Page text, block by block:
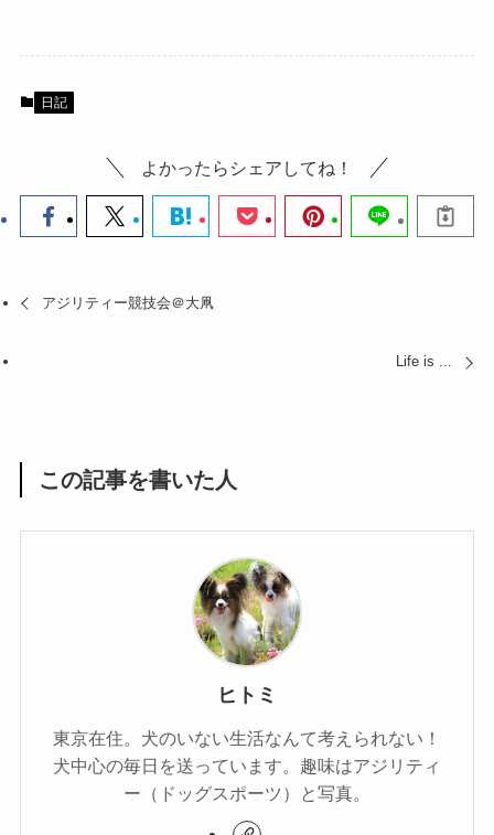
日記
よかったらシェアしてね！
アジリティー競技会＠大凧
Life is ...
この記事を書いた人
ヒトミ
東京在住。犬のいない生活なんて考えられない！
犬中心の毎日を送っています。趣味はアジリティ
ー（ドッグスポーツ）と写真。